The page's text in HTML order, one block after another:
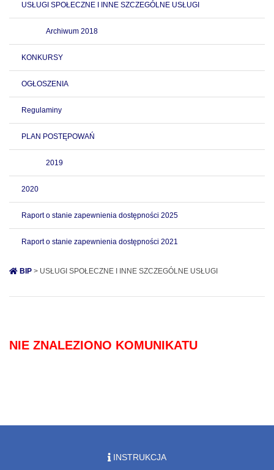
USŁUGI SPOŁECZNE I INNE SZCZEGÓLNE USŁUGI
Archiwum 2018
KONKURSY
OGŁOSZENIA
Regulaminy
PLAN POSTĘPOWAŃ
2019
2020
Raport o stanie zapewnienia dostępności 2025
Raport o stanie zapewnienia dostępności 2021
BIP > USŁUGI SPOŁECZNE I INNE SZCZEGÓLNE USŁUGI
NIE ZNALEZIONO KOMUNIKATU
INSTRUKCJA